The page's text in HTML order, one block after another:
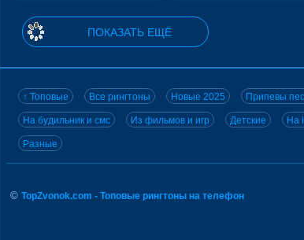
ПОКАЗАТЬ ЕЩЁ
↑ Топовые Все рингтоны Новые 2025 Припевы
На будильник и смс Из фильмов и игр Детские На
Разные
© TopZvonok.com - Топовые рингтоны на телефон